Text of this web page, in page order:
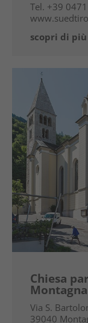
Tel. +39
scopri di più
Chiesa
Montagna
Via S.
39040